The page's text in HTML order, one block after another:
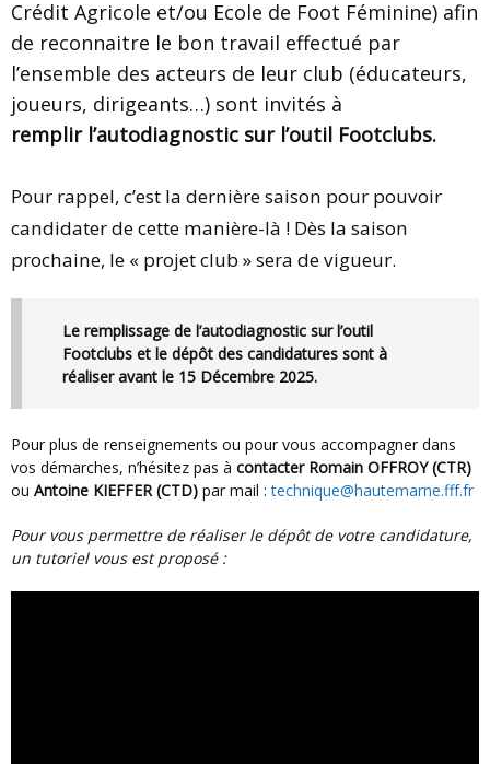
Crédit Agricole et/ou Ecole de Foot Féminine) afin
de reconnaitre le bon travail effectué par
l’ensemble des acteurs de leur club (éducateurs,
joueurs, dirigeants…) sont invités à
remplir l’autodiagnostic sur l’outil Footclubs.
Pour rappel, c’est la dernière saison pour pouvoir
candidater de cette manière-là ! Dès la saison
prochaine, le « projet club » sera de vigueur.
Le remplissage de l’autodiagnostic sur l’outil
Footclubs et le dépôt des candidatures sont à
réaliser avant le 15 Décembre 2025.
Pour plus de renseignements ou pour vous accompagner dans
vos démarches, n’hésitez pas à contacter Romain OFFROY (CTR)
ou Antoine KIEFFER (CTD) par mail :technique@hautemarne.fff.fr
Pour vous permettre de réaliser le dépôt de votre candidature,
un tutoriel vous est proposé :